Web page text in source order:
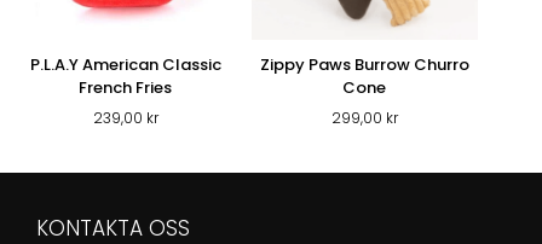
P.L.A.Y American Classic
French Fries
239,00 kr
Zippy Paws Burrow Churro
Cone
299,00 kr
KONTAKTA OSS